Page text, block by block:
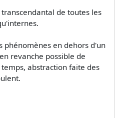
de toutes les
phénomènes en dehors d'un
revanche possible de
abstraction faite des